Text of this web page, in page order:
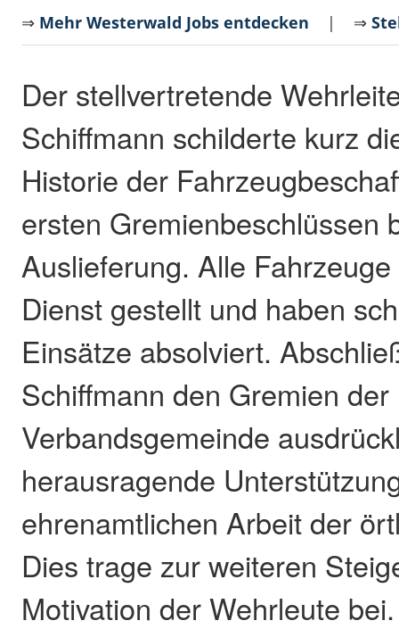
⇒ Mehr Westerwald Jobs entdecken | ⇒
Der stellvertretende
Schiffmann schilderte kurz
Historie der
ersten Gremienbeschlüssen
Auslieferung. Alle
Dienst gestellt und haben
Einsätze absolviert.
Schiffmann den Gremien der
Verbandsgemeinde
herausragende
ehrenamtlichen Arbeit der
Dies trage zur weiteren
Motivation der Wehrleute